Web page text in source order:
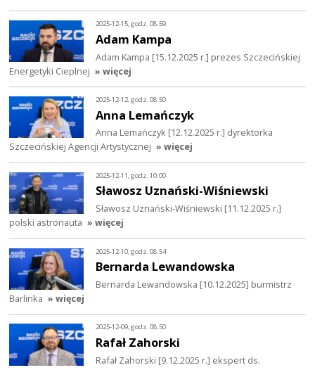
2025-12-15, godz. 08:59
Adam Kampa
Adam Kampa [15.12.2025 r.] prezes Szczecińskiej
Energetyki Cieplnej » więcej
2025-12-12, godz. 08:50
Anna Lemańczyk
Anna Lemańczyk [12.12.2025 r.] dyrektorka
Szczecińskiej Agencji Artystycznej » więcej
2025-12-11, godz. 10:00
Sławosz Uznański-Wiśniewski
Sławosz Uznański-Wiśniewski [11.12.2025 r.]
polski astronauta » więcej
2025-12-10, godz. 08:54
Bernarda Lewandowska
Bernarda Lewandowska [10.12.2025] burmistrz
Barlinka » więcej
2025-12-09, godz. 08:50
Rafał Zahorski
Rafał Zahorski [9.12.2025 r.] ekspert ds.